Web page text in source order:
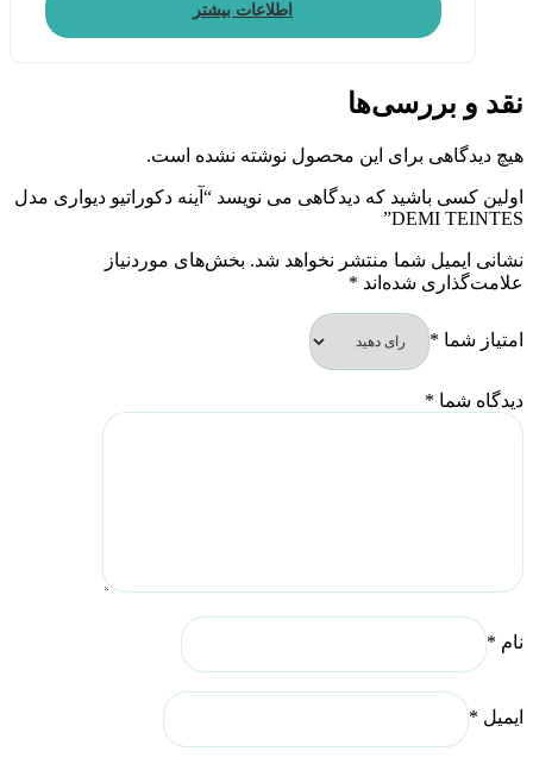
اطلاعات بیشتر
نقد و بررسی‌ها
هیچ دیدگاهی برای این محصول نوشته نشده است.
اولین کسی باشید که دیدگاهی می نویسد “آینه دکوراتیو دیواری مدل
DEMI TEINTES”
نشانی ایمیل شما منتشر نخواهد شد. بخش‌های موردنیاز
علامت‌گذاری شده‌اند *
امتیاز شما *
دیدگاه شما *
نام *
ایمیل *